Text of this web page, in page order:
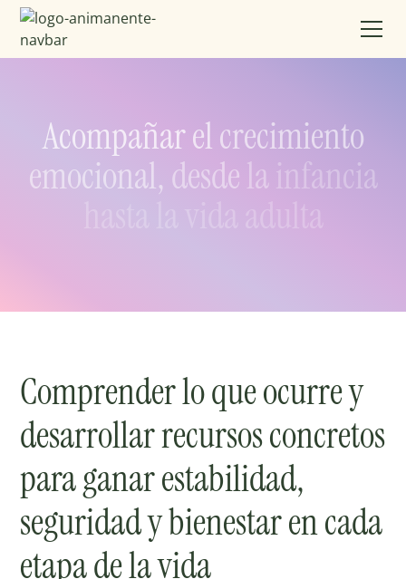
Acompañarelcrecimiento
emocional, desdelainfancia
Comprenderloqueocurrey
desarrollarrecursosconcretos
paraganarestabilidad,
seguridadybienestarencada
etapadelavida